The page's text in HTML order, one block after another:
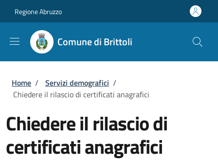
Regione Abruzzo
Comune di Brittoli
Briciole di pane
Home / Servizi demografici /
Chiedere il rilascio di certificati anagrafici
Chiedere il rilascio di
certificati anagrafici